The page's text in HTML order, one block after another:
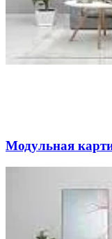
Модульная